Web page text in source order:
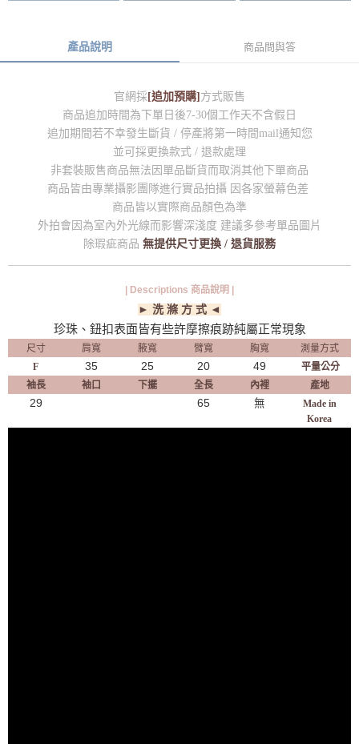
產品說明 商品問與答
官網採[追加預購]方式販售
商品追加時間為下單日後7-30個工作天不含假日
追加期間若不幸發生斷貨 / 停產將第一時間mail通知您
並可採更換款式 / 退款處理
非套裝販售商品無法因單品斷貨而取消其他下單商品
商品皆由專業攝影團隊進行實品拍攝 因各家螢幕色差
商品皆以實際商品顏色為準
外拍會因為室內外光線而影響深淺度 建議多參考單品圖片
除瑕疵商品 無提供尺寸更換 / 退貨服務
| Descriptions 商品說明 |
► 洗 滌 方 式 ◄
珍珠、鈕扣表面皆有些許摩擦痕跡純屬正常現象
尺寸 肩寬 腋寬 臂寬 胸寬
測量方式
F
35 25 20 49
平量公分
袖長
袖口 下擺 全長 內裡 產地
29 65 無
Made in
Korea